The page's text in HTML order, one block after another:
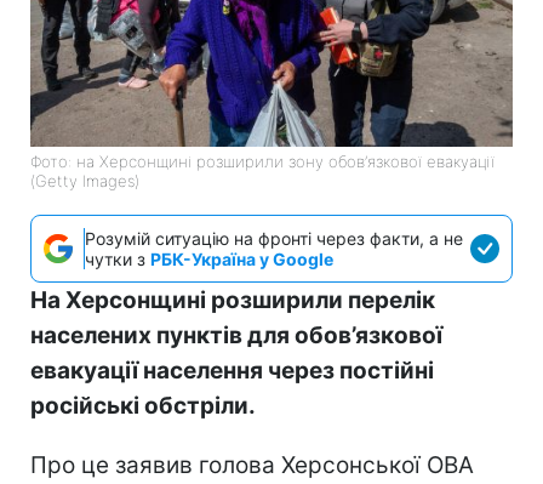
Фото: на Херсонщині розширили зону обов’язкової евакуації
(Getty Images)
Розумій ситуацію на фронті через факти, а не
чутки з РБК-Україна у Google
На Херсонщині розширили перелік
населених пунктів для обов’язкової
евакуації населення через постійні
російські обстріли.
Про це заявив голова Херсонської ОВА